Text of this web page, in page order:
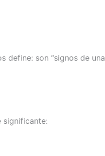
define: son “signos de una
significante: